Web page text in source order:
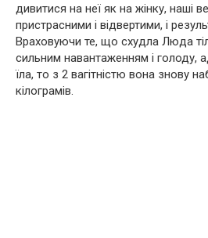
дивитися на неї як на жінку, наші
пристрасними і відвертими, і
Враховуючи те, що схудла Люда
сильним навантаженням і голоду,
їла, то з 2 вагітністю вона знову
кілограмів.